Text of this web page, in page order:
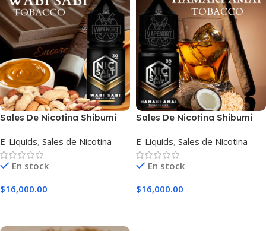
Sales De Nicotina Shibumi
E-Liquids, Sales de Nicotina
En stock
$16,000.00
Sales De Nicotina Shibumi
E-Liquids, Sales de Nicotina
En stock
$16,000.00